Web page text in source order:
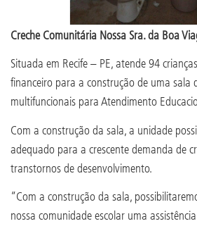
Creche Comunitária Nossa Sra. da Boa
Situada em Recife – PE, atende 94
financeiro para a construção de uma sala
multifuncionais para Atendimento
Com a construção da sala, a unidade
adequado para a crescente demanda de
transtornos de desenvolvimento.
“Com a construção da sala,
nossa comunidade escolar uma